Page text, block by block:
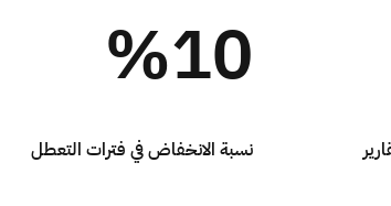
%10
نسبة الانخفاض في فترات التعطل